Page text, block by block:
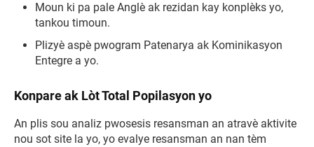
Moun ki pa pale Anglè ak rezidan kay konplèks yo,
tankou timoun.
Plizyè aspè pwogram Patenarya ak Kominikasyon
Entegre a yo.
Konpare ak Lòt Total Popilasyon yo
An plis sou analiz pwosesis resansman an atravè aktivite
nou sot site la yo, yo evalye resansman an nan tèm